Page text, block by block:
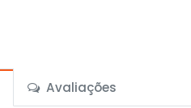
Avaliações